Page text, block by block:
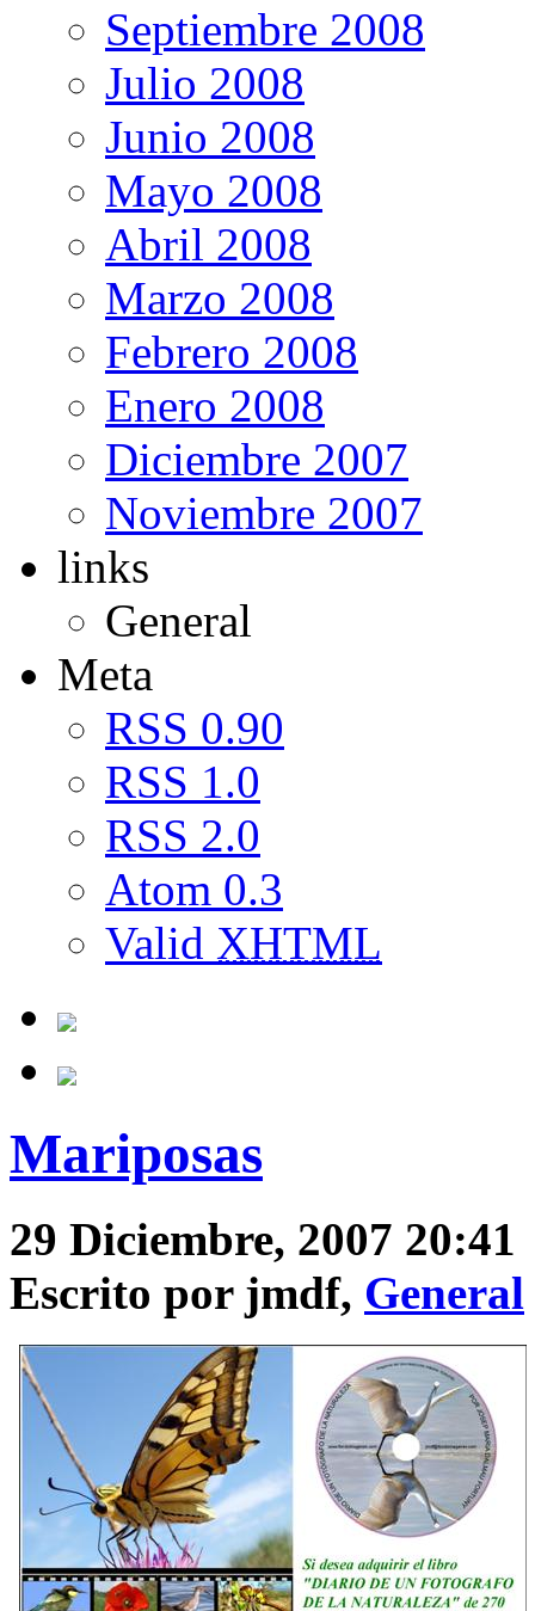
Septiembre 2008
Julio 2008
Junio 2008
Mayo 2008
Abril 2008
Marzo 2008
Febrero 2008
Enero 2008
Diciembre 2007
Noviembre 2007
links
General
Meta
RSS 0.90
RSS 1.0
RSS 2.0
Atom 0.3
Valid XHTML
Mariposas
29 Diciembre, 2007 20:41
Escrito por jmdf, General